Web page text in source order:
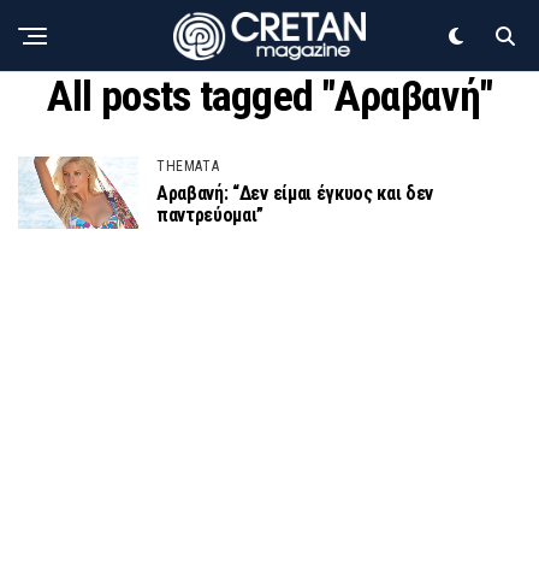
All posts tagged "Αραβανή"
THEMATA
Αραβανή: “Δεν είμαι έγκυος και δεν
παντρεύομαι”